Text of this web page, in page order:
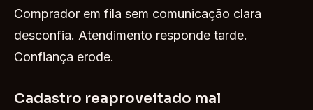
Comprador em fila sem comunicação clara
desconfia. Atendimento responde tarde.
Confiança erode.
Cadastro reaproveitado mal